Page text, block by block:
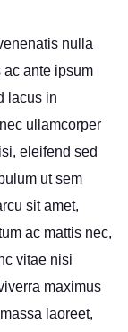
nulla
ac ante ipsum
lacus in
ullamcorper
eleifend sed
ut sem
sit amet,
ac mattis nec,
vitae nisi
maximus
laoreet,